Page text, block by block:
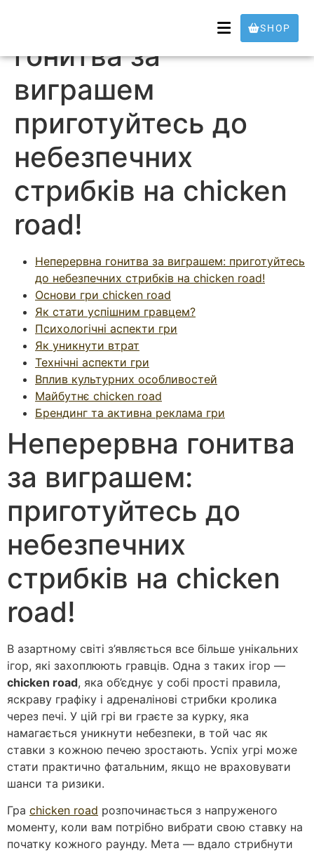
SHOP
гонитва за
виграшем
приготуйтесь до
небезпечних
стрибків на chicken
road!
Неперервна гонитва за виграшем: приготуйтесь
до небезпечних стрибків на chicken road!
Основи гри chicken road
Як стати успішним гравцем?
Психологічні аспекти гри
Як уникнути втрат
Технічні аспекти гри
Вплив культурних особливостей
Майбутнє chicken road
Брендинг та активна реклама гри
Неперервна гонитва
за виграшем:
приготуйтесь до
небезпечних
стрибків на chicken
road!
В азартному світі з’являється все більше унікальних
ігор, які захоплюють гравців. Одна з таких ігор —
chicken road, яка об’єднує у собі прості правила,
яскраву графіку і адреналінові стрибки кролика
через печі. У цій грі ви граєте за курку, яка
намагається уникнути небезпеки, в той час як
ставки з кожною печею зростають. Успіх угрі може
стати практично фатальним, якщо не враховувати
шанси та ризики.
Гра chicken road розпочинається з напруженого
моменту, коли вам потрібно вибрати свою ставку на
початку кожного раунду. Мета — вдало стрибнути